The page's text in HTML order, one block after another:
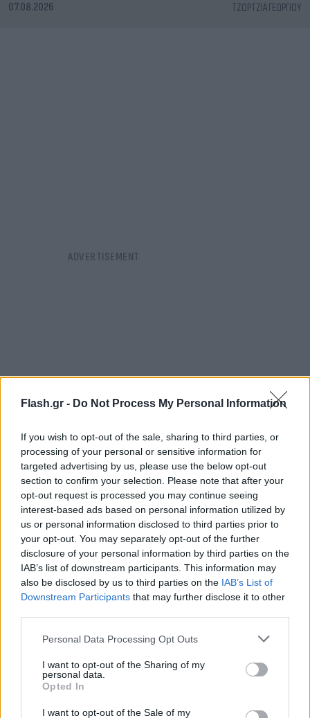
Flash.gr - Do Not Process My Personal Information
If you wish to opt-out of the sale, sharing to third parties, or
processing of your personal or sensitive information for
targeted advertising by us, please use the below opt-out
section to confirm your selection. Please note that after your
opt-out request is processed you may continue seeing
interest-based ads based on personal information utilized by
us or personal information disclosed to third parties prior to
your opt-out. You may separately opt-out of the further
disclosure of your personal information by third parties on the
IAB’s list of downstream participants. This information may
also be disclosed by us to third parties on the IAB’s List of
Downstream Participants that may further disclose it to other
Please note that this website/app uses one or more Google
not limited to your visit or usage behaviour. You may click to
grant or deny consent to Google and its third-party tags to
use your data for below specified purposes in below Google
consent section.
Personal Data Processing Opt Outs
I want to opt-out of the Sharing of my
personal data.
Opted In
I want to opt-out of the Sale of my
07.08.2026 ΤΖΏΡΤΖΙΑ ΓΕΩΡΓΊΟΥ
FLASH FOCUS